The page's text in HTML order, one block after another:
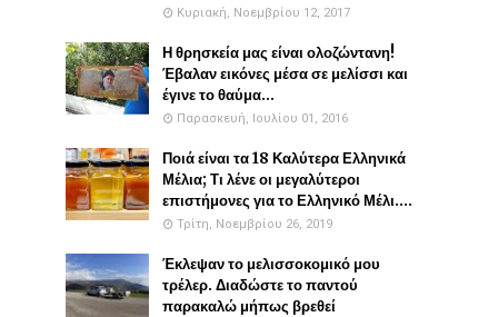
Κυριακή, Νοεμβρίου 12, 2017
Η θρησκεία μας είναι ολοζώντανη!
Έβαλαν εικόνες μέσα σε μελίσσι και
έγινε το θαύμα...
Παρασκευή, Ιουλίου 01, 2016
Ποιά είναι τα 18 Καλύτερα Ελληνικά
Μέλια; Τι λένε οι μεγαλύτεροι
επιστήμονες για το Ελληνικό Μέλι....
Τρίτη, Νοεμβρίου 26, 2019
Έκλεψαν το μελισσοκομικό μου
τρέλερ. Διαδώστε το παντού
παρακαλώ μήπως βρεθεί